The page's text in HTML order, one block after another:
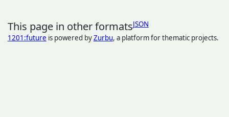
This page in other formatsJSON
1201:future is powered byZurbu, a platform for thematic projects.